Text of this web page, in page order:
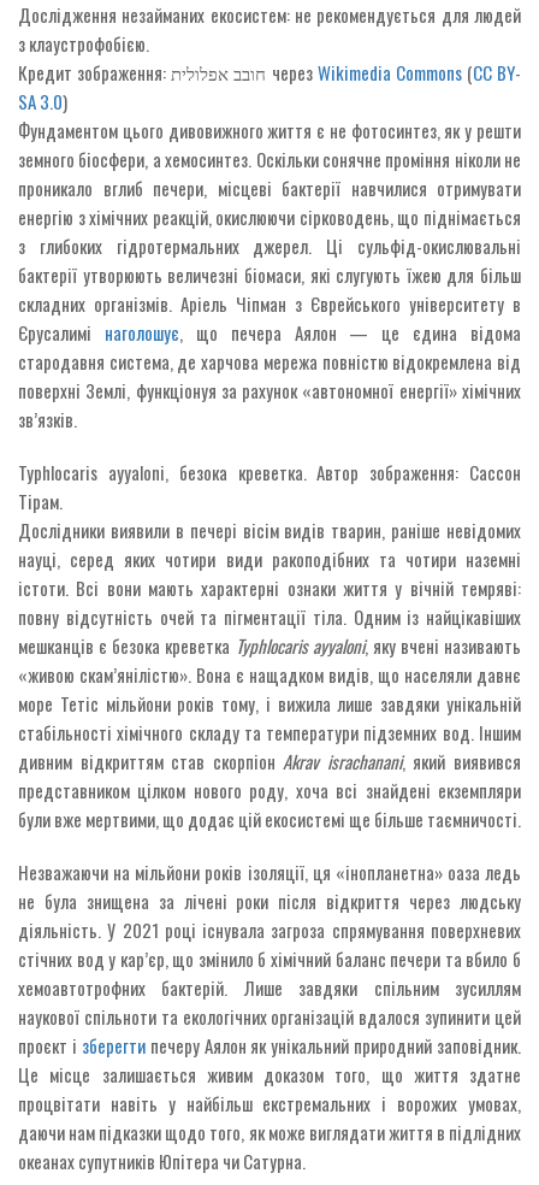
Дослідження незайманих екосистем: не рекомендується для людей
з клаустрофобією.
Кредит зображення: חובב אפלולית черезWikimedia Commons(CC BY-
SA 3.0)
Фундаментом цього дивовижного життя є не фотосинтез, як у решти
земного біосфери, а хемосинтез. Оскільки сонячне проміння ніколи не
проникало вглиб печери, місцеві бактерії навчилися отримувати
енергію з хімічних реакцій, окислюючи сірководень, що піднімається
з глибоких гідротермальних джерел. Ці сульфід-окислювальні
бактерії утворюють величезні біомаси, які слугують їжею для більш
складних організмів. Аріель Чіпман з Єврейського університету в
Єрусалимі наголошує, що печера Аялон — це єдина відома
стародавня система, де харчова мережа повністю відокремлена від
поверхні Землі, функціонуя за рахунок «автономної енергії» хімічних
зв’язків.
Typhlocaris ayyaloni, безока креветка. Автор зображення: Сассон
Тірам.
Дослідники виявили в печері вісім видів тварин, раніше невідомих
науці, серед яких чотири види ракоподібних та чотири наземні
істоти. Всі вони мають характерні ознаки життя у вічній темряві:
повну відсутність очей та пігментації тіла. Одним із найцікавіших
мешканців є безока креветка Typhlocaris ayyaloni, яку вчені називають
«живою скам’янілістю». Вона є нащадком видів, що населяли давнє
море Тетіс мільйони років тому, і вижила лише завдяки унікальній
стабільності хімічного складу та температури підземних вод. Іншим
дивним відкриттям став скорпіон Akrav israchanani, який виявився
представником цілком нового роду, хоча всі знайдені екземпляри
були вже мертвими, що додає цій екосистемі ще більше таємничості.
Незважаючи на мільйони років ізоляції, ця «інопланетна» оаза ледь
не була знищена за лічені роки після відкриття через людську
діяльність. У 2021 році існувала загроза спрямування поверхневих
стічних вод у кар’єр, що змінило б хімічний баланс печери та вбило б
хемоавтотрофних бактерій. Лише завдяки спільним зусиллям
наукової спільноти та екологічних організацій вдалося зупинити цей
проєкт і зберегтипечеру Аялон як унікальний природний заповідник.
Це місце залишається живим доказом того, що життя здатне
процвітати навіть у найбільш екстремальних і ворожих умовах,
даючи нам підказки щодо того, як може виглядати життя в підлідних
океанах супутників Юпітера чи Сатурна.